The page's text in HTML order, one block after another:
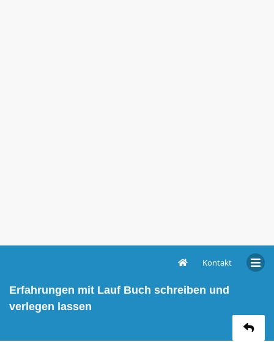
Kontakt
Erfahrungen mit Lauf Buch schreiben und
verlegen lassen